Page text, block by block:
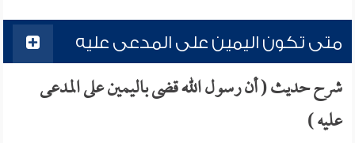
متى تكون اليمين على المدعى عليه
شرح حديث ( أن رسول الله قضى باليمين على المدعى
عليه )